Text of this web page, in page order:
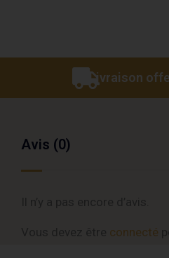
Livraison
Avis (0)
connecté